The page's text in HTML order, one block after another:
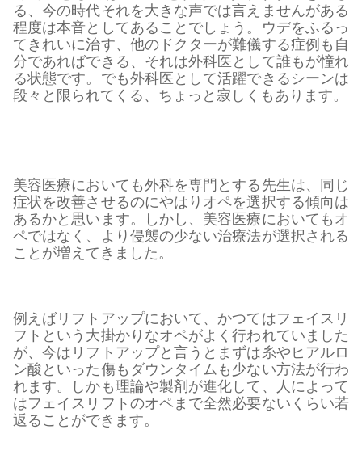
る、今の時代それを大きな声では言えませんがある
程度は本音としてあることでしょう。ウデをふるっ
てきれいに治す、他のドクターが難儀する症例も自
分であればできる、それは外科医として誰もが憧れ
る状態です。でも外科医として活躍できるシーンは
段々と限られてくる、ちょっと寂しくもあります。
美容医療においても外科を専門とする先生は、同じ
症状を改善させるのにやはりオペを選択する傾向は
あるかと思います。しかし、美容医療においてもオ
ペではなく、より侵襲の少ない治療法が選択される
ことが増えてきました。
例えばリフトアップにおいて、かつてはフェイスリ
フトという大掛かりなオペがよく行われていました
が、今はリフトアップと言うとまずは糸やヒアルロ
ン酸といった傷もダウンタイムも少ない方法が行わ
れます。しかも理論や製剤が進化して、人によって
はフェイスリフトのオペまで全然必要ないくらい若
返ることができます。